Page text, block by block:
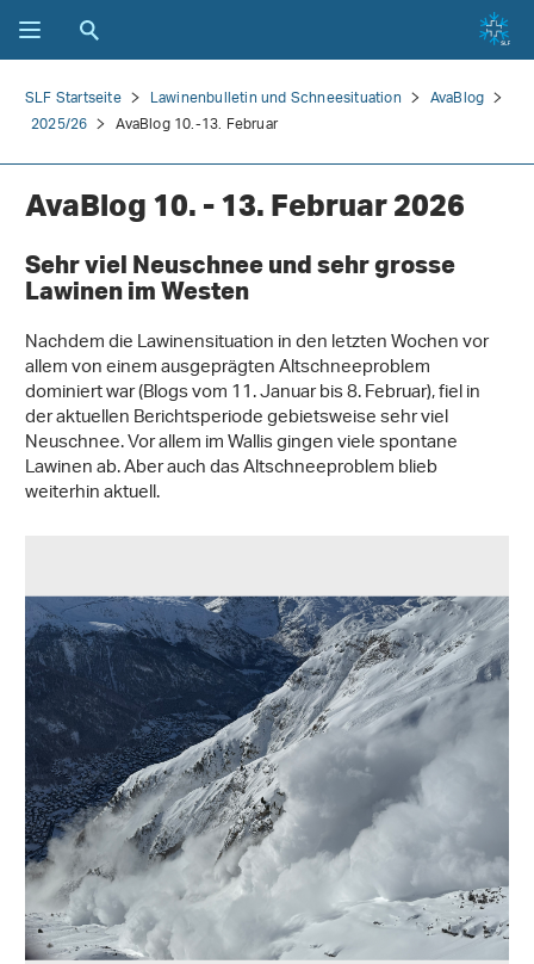
SLF Startseite Lawinenbulletin und Schneesituation
AvaBlog
2025/26
AvaBlog 10.-13. Februar
AvaBlog 10. - 13. Februar 2026
Sehr viel Neuschnee und sehr grosse
Lawinen im Westen
Nachdem die Lawinensituation in den letzten Wochen vor
allem von einem ausgeprägten Altschneeproblem
dominiert war (Blogs vom 11. Januar bis 8. Februar), fiel in
der aktuellen Berichtsperiode gebietsweise sehr viel
Neuschnee. Vor allem im Wallis gingen viele spontane
Lawinen ab. Aber auch das Altschneeproblem blieb
weiterhin aktuell.